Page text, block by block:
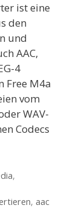
ist eine
den
und
AAC,
4
M4a
vom
WAV-
Codecs
,
, aac